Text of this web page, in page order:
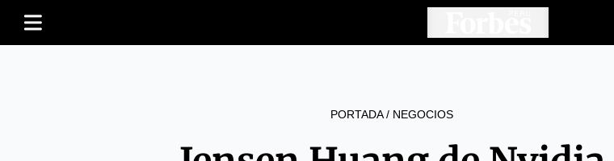
PORTADA/ NEGOCIOS